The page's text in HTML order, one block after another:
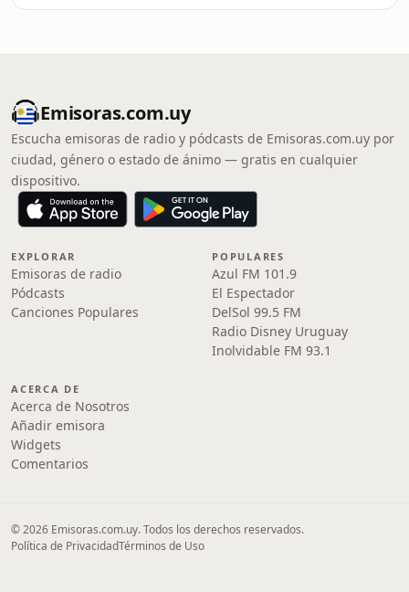
Emisoras.com.uy
Escucha emisoras de radio y pódcasts de Emisoras.com.uy por
ciudad, género o estado de ánimo — gratis en cualquier
dispositivo.
EXPLORAR
Emisoras de radio
Pódcasts
Canciones Populares
POPULARES
Azul FM 101.9
El Espectador
DelSol 99.5 FM
Radio Disney Uruguay
Inolvidable FM 93.1
ACERCA DE
Acerca de Nosotros
Añadir emisora
Widgets
Comentarios
© 2026 Emisoras.com.uy. Todos los derechos reservados.
Política de PrivacidadTérminos de Uso